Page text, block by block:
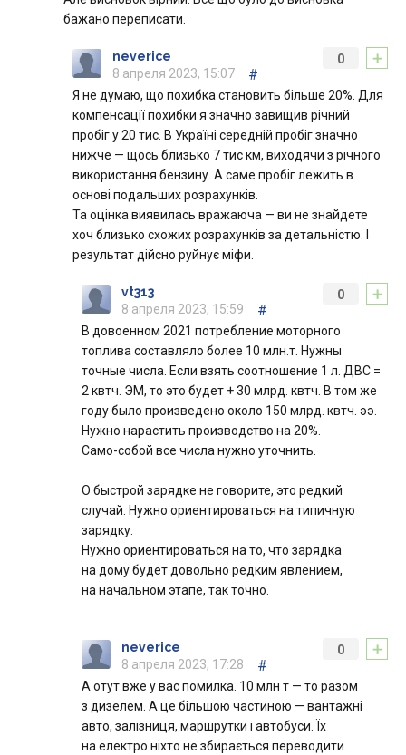
бажано переписати.
+
0
neverice
8 апреля 2023, 15:07
#
Я не думаю, що похибка становить більше 20%. Для
компенсації похибки я значно завищив річний
пробіг у 20 тис. В Україні середній пробіг значно
нижче — щось близько 7 тис км, виходячи з річного
використання бензину. А саме пробіг лежить в
основі подальших розрахунків.
Та оцінка виявилась вражаюча — ви не знайдете
хоч близько схожих розрахунків за детальністю. І
результат дійсно руйнує міфи.
+
0
vt313
8 апреля 2023, 15:59
#
В довоенном 2021 потребление моторного
топлива составляло более 10 млн.т. Нужны
точные числа. Если взять соотношение 1 л. ДВС =
2 квтч. ЭМ, то это будет + 30 млрд. квтч. В том же
году было произведено около 150 млрд. квтч. ээ.
Нужно нарастить производство на 20%.
Само-собой все числа нужно уточнить.
О быстрой зарядке не говорите, это редкий
случай. Нужно ориентироваться на типичную
зарядку.
Нужно ориентироваться на то, что зарядка
на дому будет довольно редким явлением,
на начальном этапе, так точно.
+
0
neverice
8 апреля 2023, 17:28
#
А отут вже у вас помилка. 10 млн т — то разом
з дизелем. А це більшою частиною — вантажні
авто, залізниця, маршрутки і автобуси. Їх
на електро ніхто не збирається переводити.